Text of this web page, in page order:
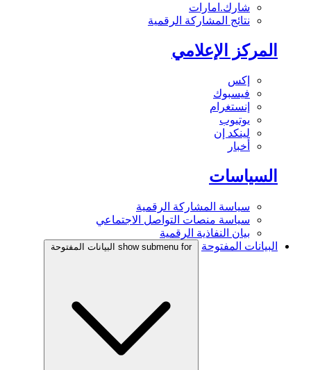
شارك.امارات
نتائج المشاركة الرقمية
المركز الإعلامي
إكس
فيسبوك
إنستغرام
يوتيوب
لينكد إن
أخبار
السياسات
سياسة المشاركة الرقمية
سياسة منصات التواصل الاجتماعي
بيان النفاذية الرقمية
البيانات المفتوحة
show submenu for البيانات المفتوحة